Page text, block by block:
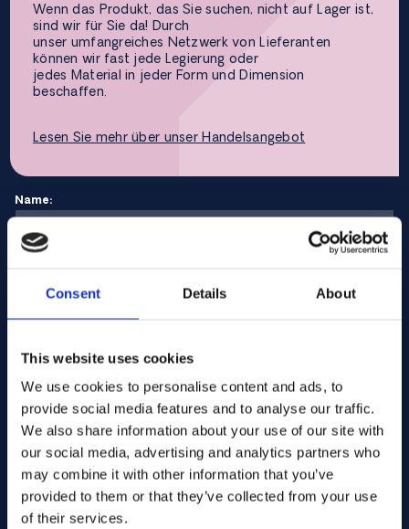
Consent Details About
This website uses cookies
We use cookies to personalise content and ads, to
provide social media features and to analyse our traffic.
We also share information about your use of our site with
our social media, advertising and analytics partners who
may combine it with other information that you’ve
provided to them or that they’ve collected from your use
of their services.
Wenn das Produkt, das Sie suchen, nicht auf Lager ist,
sind wir für Sie da! Durch
unser umfangreiches Netzwerk von Lieferanten
können wir fast jede Legierung oder
jedes Material in jeder Form und Dimension
beschaffen.
Lesen Sie mehr über unser Handelsangebot
Name:
Menge eingeben
Ihre Nachricht